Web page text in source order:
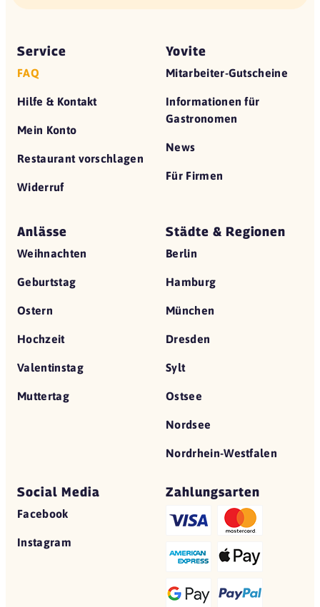
Service
FAQ
Hilfe & Kontakt
Mein Konto
Restaurant vorschlagen
Widerruf
Yovite
Mitarbeiter-Gutscheine
Informationen für
Gastronomen
News
Für Firmen
Anlässe
Weihnachten
Geburtstag
Ostern
Hochzeit
Valentinstag
Muttertag
Städte & Regionen
Berlin
Hamburg
München
Dresden
Sylt
Ostsee
Nordsee
Nordrhein-Westfalen
Social Media
Facebook
Instagram
Zahlungsarten